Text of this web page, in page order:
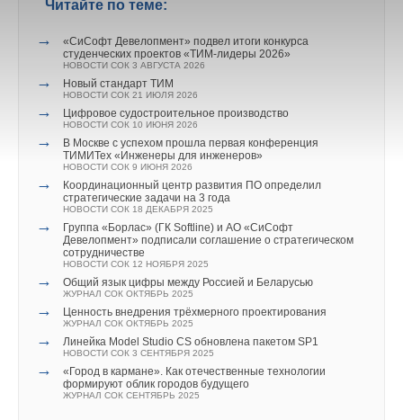
Читайте по теме:
→
«СиСофт Девелопмент» подвел итоги конкурса
студенческих проектов «ТИМ-лидеры 2026»
НОВОСТИ СОК 3 АВГУСТА 2026
→ Новый стандарт ТИМ
НОВОСТИ СОК 21 ИЮЛЯ 2026
→ Цифровое судостроительное производство
НОВОСТИ СОК 10 ИЮНЯ 2026
→
В Москве с успехом прошла первая конференция
ТИМИТех «Инженеры для инженеров»
НОВОСТИ СОК 9 ИЮНЯ 2026
→
Координационный центр развития ПО определил
стратегические задачи на 3 года
НОВОСТИ СОК 18 ДЕКАБРЯ 2025
→
Группа «Борлас» (ГК Softline) и АО «СиСофт
Девелопмент» подписали соглашение о стратегическом
сотрудничестве
НОВОСТИ СОК 12 НОЯБРЯ 2025
→ Общий язык цифры между Россией и Беларусью
ЖУРНАЛ СОК ОКТЯБРЬ 2025
→ Ценность внедрения трёхмерного проектирования
ЖУРНАЛ СОК ОКТЯБРЬ 2025
→ Линейка Model Studio CS обновлена пакетом SP1
НОВОСТИ СОК 3 СЕНТЯБРЯ 2025
→
«Город в кармане». Как отечественные технологии
формируют облик городов будущего
ЖУРНАЛ СОК СЕНТЯБРЬ 2025
Запорные клапаны Ридан для систем холодоснабжения
→
Гибридный тепловой насос PV/T с одним общим
испарителем
НОВОСТИ СОК 5 АВГУСТА 2026
→ 21-й ежегодный форум «ЦОД-2026»
НОВОСТИ СОК 5 АВГУСТА 2026
→
Корпорация «Термекс» представила передовой опыт
роботизации участникам проекта «Промтуризм.РФ»
НОВОСТИ СОК 4 АВГУСТА 2026
Китайская Shenling представила линейку тепловых
насосов «воздух-вода» на R290
НОВОСТИ СОК 4 АВГУСТА 2026
Тепловые насосы в связке с солнечной генерацией и
накопителем снижают потребление на 60%
НОВОСТИ СОК 4 АВГУСТА 2026
«РУСКЛИМАТ Fest 2026» в Уфе собрал свыше 700
профи климатической отрасли
НОВОСТИ СОК 3 АВГУСТА 2026
→
«СиСофт Девелопмент» подвел итоги конкурса
студенческих проектов «ТИМ-лидеры 2026»
НОВОСТИ СОК 3 АВГУСТА 2026